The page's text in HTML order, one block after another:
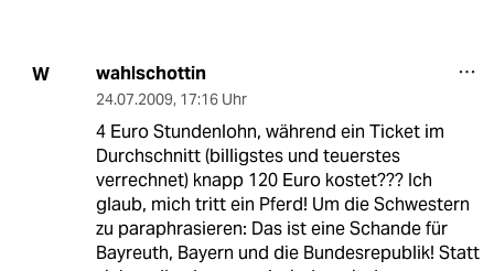
W wahlschottin
24.07.2009, 17:16 Uhr
4 Euro Stundenlohn, während ein Ticket im
Durchschnitt (billigstes und teuerstes
verrechnet) knapp 120 Euro kostet??? Ich
glaub, mich tritt ein Pferd! Um die Schwestern
zu paraphrasieren: Das ist eine Schande für
Bayreuth, Bayern und die Bundesrepublik! Statt